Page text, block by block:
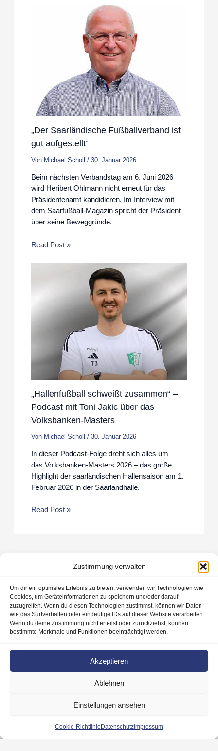
Zustimmung verwalten
Um dir ein optimales Erlebnis zu bieten, verwenden wir Technologien wie
Cookies, um Geräteinformationen zu speichern und/oder darauf
zuzugreifen. Wenn du diesen Technologien zustimmst, können wir Daten
wie das Surfverhalten oder eindeutige IDs auf dieser Website verarbeiten.
Wenn du deine Zustimmung nicht erteilst oder zurückziehst, können
bestimmte Merkmale und Funktionen beeinträchtigt werden.
Akzeptieren
Ablehnen
Einstellungen ansehen
Cookie-Richtlinie Datenschutz Impressum
„Der Saarländische Fußballverband ist
gut aufgestellt“
Von Michael Scholl/30. Januar 2026
Beim nächsten Verbandstag am 6. Juni 2026
wird Heribert Ohlmann nicht erneut für das
Präsidentenamt kandidieren. Im Interview mit
dem Saarfußball-Magazin spricht der Präsident
über seine Beweggründe.
Read Post »
„Hallenfußball schweißt zusammen“ –
Podcast mit Toni Jakic über das
Volksbanken-Masters
Von Michael Scholl/30. Januar 2026
In dieser Podcast-Folge dreht sich alles um
das Volksbanken-Masters 2026 – das große
Highlight der saarländischen Hallensaison am 1.
Februar 2026 in der Saarlandhalle.
Read Post »
Barrierefreiheitserklärung
Cookie-Richtlinie (EU)
Haftungsausschluss
Kontakt